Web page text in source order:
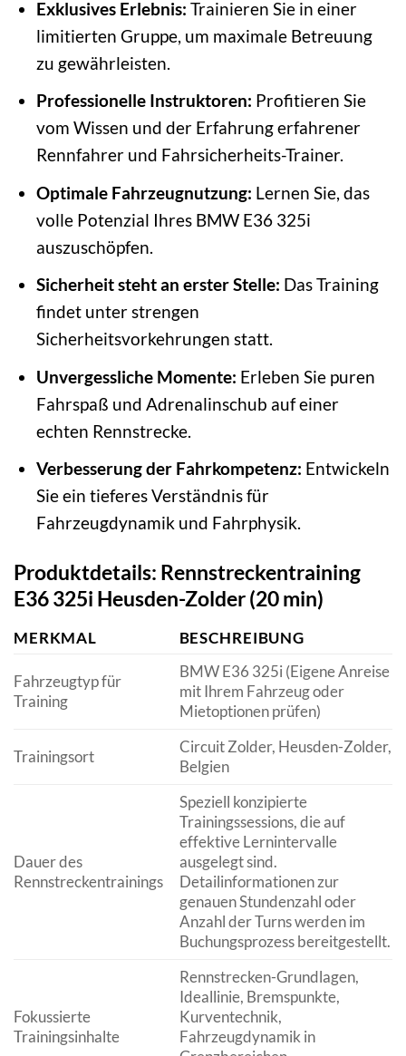
Exklusives Erlebnis: Trainieren Sie in einer
limitierten Gruppe, um maximale Betreuung
zu gewährleisten.
Professionelle Instruktoren: Profitieren Sie
vom Wissen und der Erfahrung erfahrener
Rennfahrer und Fahrsicherheits-Trainer.
Optimale Fahrzeugnutzung: Lernen Sie, das
volle Potenzial Ihres BMW E36 325i
auszuschöpfen.
Sicherheit steht an erster Stelle: Das Training
findet unter strengen
Sicherheitsvorkehrungen statt.
Unvergessliche Momente: Erleben Sie puren
Fahrspaß und Adrenalinschub auf einer
echten Rennstrecke.
Verbesserung der Fahrkompetenz: Entwickeln
Sie ein tieferes Verständnis für
Fahrzeugdynamik und Fahrphysik.
Produktdetails: Rennstreckentraining
E36 325i Heusden-Zolder (20 min)
MERKMAL BESCHREIBUNG
Fahrzeugtyp für
Training
BMW E36 325i (Eigene Anreise
mit Ihrem Fahrzeug oder
Mietoptionen prüfen)
Trainingsort
Circuit Zolder, Heusden-Zolder,
Belgien
Dauer des
Rennstreckentrainings
Speziell konzipierte
Trainingssessions, die auf
effektive Lernintervalle
ausgelegt sind.
Detailinformationen zur
genauen Stundenzahl oder
Anzahl der Turns werden im
Buchungsprozess bereitgestellt.
Fokussierte
Trainingsinhalte
Rennstrecken-Grundlagen,
Ideallinie, Bremspunkte,
Kurventechnik,
Fahrzeugdynamik in